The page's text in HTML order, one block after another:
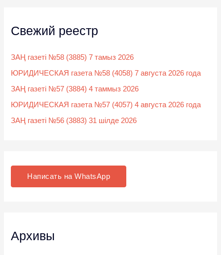
Свежий реестр
ЗАҢ газеті №58 (3885) 7 тамыз 2026
ЮРИДИЧЕСКАЯ газета №58 (4058) 7 августа 2026 года
ЗАҢ газеті №57 (3884) 4 таммыз 2026
ЮРИДИЧЕСКАЯ газета №57 (4057) 4 августа 2026 года
ЗАҢ газеті №56 (3883) 31 шілде 2026
Написать на WhatsApp
Архивы